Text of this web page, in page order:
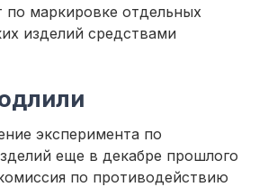
по маркировке отдельных
изделий средствами
эксперимента по
еще в декабре прошлого
по противодействию